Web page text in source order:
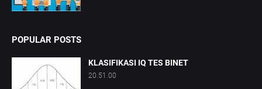
POPULAR POSTS
KLASIFIKASI IQ TES BINET
20.51.00